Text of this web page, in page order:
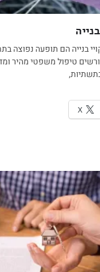
בנייה הם תופעה נפוצה
טיפול משפטי מהיר
X